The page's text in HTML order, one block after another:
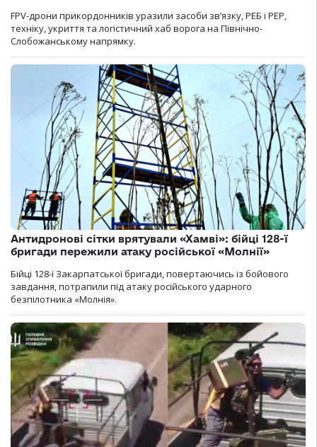
FPV-дрони прикордонників уразили засоби зв’язку, РЕБ і РЕР,
техніку, укриття та логістичний хаб ворога на Північно-
Слобожанському напрямку.
Антидронові сітки врятували «Хамві»: бійці 128-ї
бригади пережили атаку російської «Молнії»
Бійці 128-ї Закарпатської бригади, повертаючись із бойового
завдання, потрапили під атаку російського ударного
безпілотника «Молнія».